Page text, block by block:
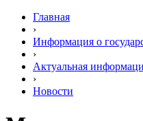
Главная
›
Информация о
›
Актуальная
›
Новости